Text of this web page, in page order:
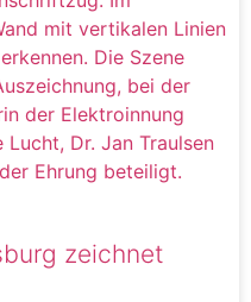
zeichnet